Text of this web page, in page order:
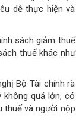
dễ thực hiện và
sách giảm thuế
thuế khác như
Bộ Tài chính rà
không quá lớn, có
thuế và người nộp